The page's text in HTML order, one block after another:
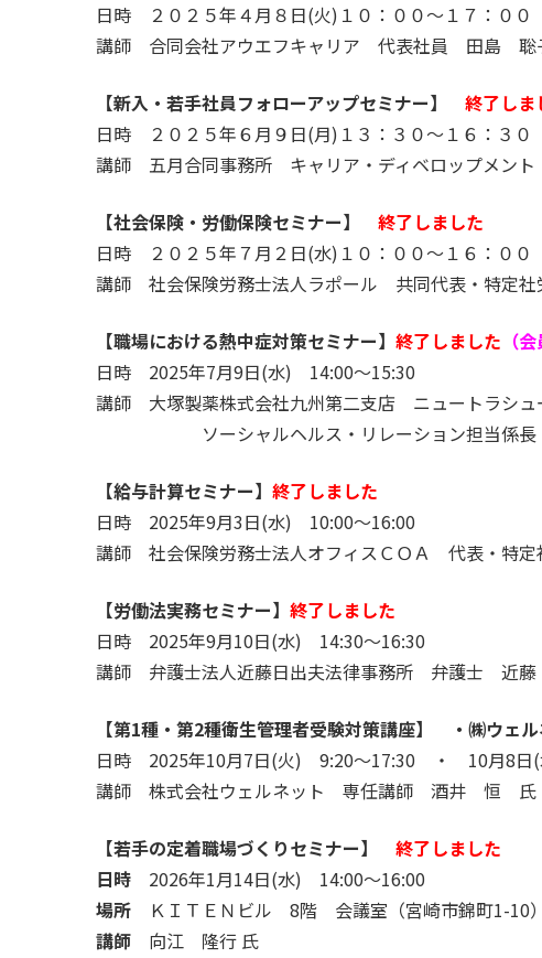
日時 ２０２５年４月８日(火)１０：００～１７：００
講師 合同会社アウエフキャリア 代表社員 田島 聡
【新入・若手社員フォローアップセミナー】 終了しま
日時 ２０２５年６月９日(月)１３：３０～１６：３０
講師 五月合同事務所 キャリア・ディベロップメ
【社会保険・労働保険セミナー】 終了しました
日時 ２０２５年７月２日(水)１０：００～１６：００
講師 社会保険労務士法人ラポール 共同代表・特
【職場における熱中症対策セミナー】 終了しました （
日時 2025年7月9日(水) 14:00～15:30
講師 大塚製薬株式会社九州第二支店 ニュートラシュ
ソーシャルヘルス・リレーション担当
【給与計算セミナー】 終了しました
日時 2025年9月3日(水) 10:00～16:00
講師 社会保険労務士法人オフィスＣＯＡ 代表・
【労働法実務セミナー】 終了しました
日時 2025年9月10日(水) 14:30～16:30
講師 弁護士法人近藤日出夫法律事務所 弁護士 近
【第1種・第2種衛生管理者受験対策講座】 ・㈱ウェ
日時 2025年10月7日(火) 9:20～17:30 ・ 10月8日
講師 株式会社ウェルネット 専任講師 酒井 恒 氏
【若手の定着職場づくりセミナー】
終了しました
日時 2026年1月14日(水) 14:00～16:00
場所 ＫＩＴＥＮビル 8階 会議室（宮崎市錦町1-10）
講師 向江 隆行 氏